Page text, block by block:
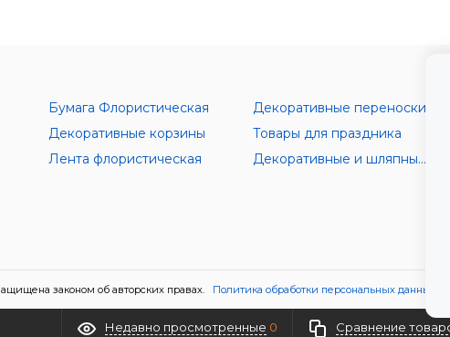
Недавно просмотренные 0 Сравнение
Бумага Флористическая
Декоративные переноски
Декоративные корзины
Товары для праздника
Лента флористическая
Декоративные и шляпные коробки
законом об авторских правах. Политика обработки персональных данных